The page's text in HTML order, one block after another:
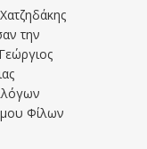
την
Φίλων